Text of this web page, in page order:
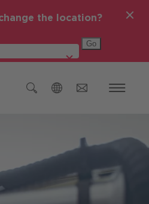
the location?
(čeština)